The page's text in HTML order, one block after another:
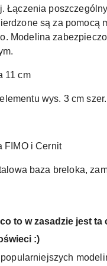
Łączenia
są za pomocą
Modelina
11 cm
wys. 3 cm
FIMO i Cernit
baza breloka,
to w zasadzie jest ta
:)